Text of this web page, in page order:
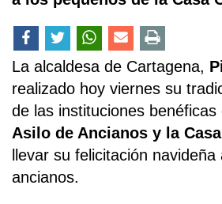
La alcaldesa de Cartagena,
realizado hoy viernes su
de las instituciones benéficas
Asilo de Ancianos y la
llevar su felicitación
ancianos.